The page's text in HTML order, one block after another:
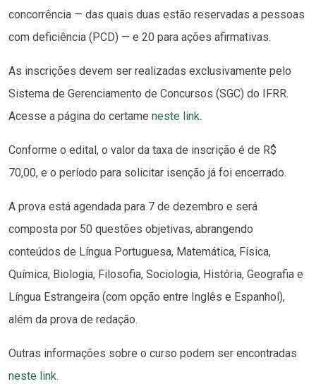
concorrência — das quais duas estão reservadas a pessoas
com deficiência (PCD) — e 20 para ações afirmativas.
As inscrições devem ser realizadas exclusivamente pelo
Sistema de Gerenciamento de Concursos (SGC) do IFRR.
Acesse a página do certame neste link.
Conforme o edital, o valor da taxa de inscrição é de R$
70,00, e o período para solicitar isenção já foi encerrado.
A prova está agendada para 7 de dezembro e será
composta por 50 questões objetivas, abrangendo
conteúdos de Língua Portuguesa, Matemática, Física,
Química, Biologia, Filosofia, Sociologia, História, Geografia e
Língua Estrangeira (com opção entre Inglês e Espanhol),
além da prova de redação.
Outras informações sobre o curso podem ser encontradas
neste link.